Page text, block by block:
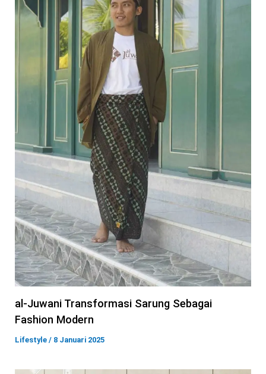
al-Juwani Transformasi Sarung Sebagai
Fashion Modern
Lifestyle / 8 Januari 2025